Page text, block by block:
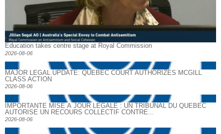
Education takes centre stage at Royal Commission
2026-08-06
MAJOR LEGAL UPDATE: QUEBEC COURT AUTHORIZES MCGILL
CLASS ACTION
2026-08-06
IMPORTANTE MISE À JOUR LÉGALE : UN TRIBUNAL DU QUÉBEC
AUTORISE UN RECOURS COLLECTIF CONTRE...
2026-08-06